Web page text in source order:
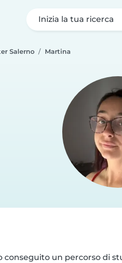
Inizia la tua ricerca
Salerno Martina
conseguito un percorso di